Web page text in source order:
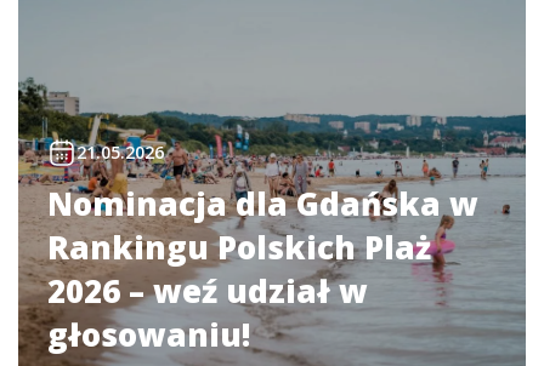
21.05.2026
Nominacja dla Gdańska w
Rankingu Polskich Plaż
2026 – weź udział w
głosowaniu!